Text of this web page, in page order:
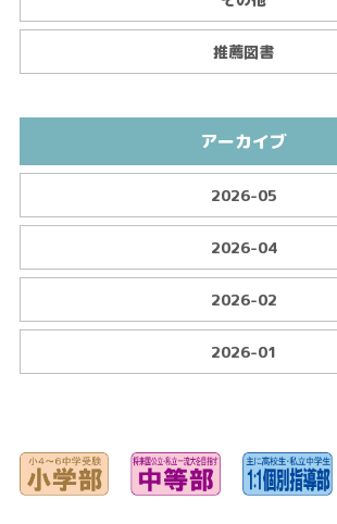
推薦図書
アーカイブ
2026-05
2026-04
2026-02
2026-01